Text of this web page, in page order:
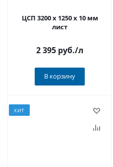
ЦСП 3200 х 1250 х 10 мм
лист
2 395 руб./л
В корзину
ХИТ